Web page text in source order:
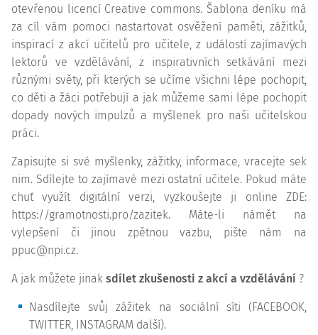
otevřenou licencí Creative commons. Šablona deníku má
za cíl vám pomoci nastartovat osvěžení paměti, zážitků,
inspirací z akcí učitelů pro učitele, z událostí zajímavých
lektorů ve vzdělávání, z inspirativních setkávání mezi
různými světy, při kterých se učíme všichni lépe pochopit,
co děti a žáci potřebují a jak můžeme sami lépe pochopit
dopady nových impulzů a myšlenek pro naši učitelskou
práci.
Zapisujte si své myšlenky, zážitky, informace, vracejte sek
nim. Sdílejte to zajímavé mezi ostatní učitele. Pokud máte
chuť využít digitální verzi, vyzkoušejte ji online ZDE:
https://gramotnosti.pro/zazitek. Máte-li námět na
vylepšení či jinou zpětnou vazbu, pište nám na
ppuc@npi.cz.
A jak můžete jinak sdílet zkušenosti z akcí a vzdělávání ?
Nasdílejte svůj zážitek na sociální síti (FACEBOOK,
TWITTER, INSTAGRAM další).